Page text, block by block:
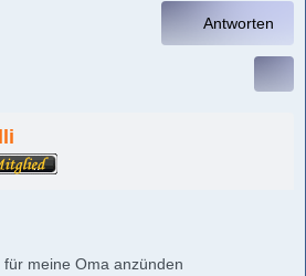
Antworten
meine Oma anzünden